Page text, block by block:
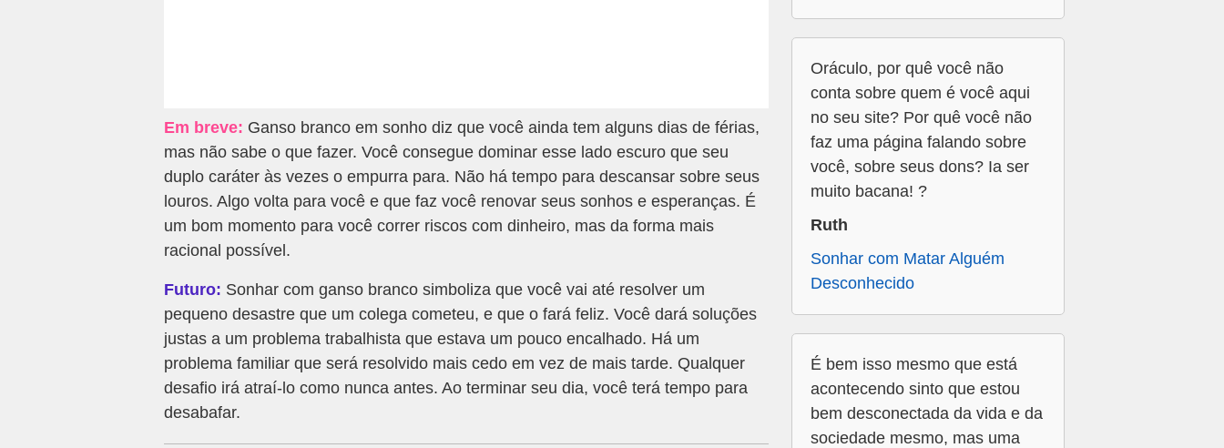
Em breve: Ganso branco em sonho diz que você ainda tem alguns dias de férias,
mas não sabe o que fazer. Você consegue dominar esse lado escuro que seu
duplo caráter às vezes o empurra para. Não há tempo para descansar sobre seus
louros. Algo volta para você e que faz você renovar seus sonhos e esperanças. É
um bom momento para você correr riscos com dinheiro, mas da forma mais
racional possível.
Futuro: Sonhar com ganso branco simboliza que você vai até resolver um
pequeno desastre que um colega cometeu, e que o fará feliz. Você dará soluções
justas a um problema trabalhista que estava um pouco encalhado. Há um
problema familiar que será resolvido mais cedo em vez de mais tarde. Qualquer
desafio irá atraí-lo como nunca antes. Ao terminar seu dia, você terá tempo para
desabafar.
Oráculo, por quê você não
conta sobre quem é você aqui
no seu site? Por quê você não
faz uma página falando sobre
você, sobre seus dons? Ia ser
muito bacana! ?
Ruth
Sonhar com Matar Alguém
Desconhecido
É bem isso mesmo que está
acontecendo sinto que estou
bem desconectada da vida e da
sociedade mesmo, mas uma